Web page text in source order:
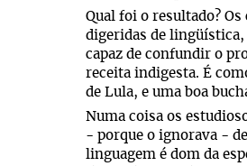
Qual foi o resultado?
digeridas de lingüística,
capaz de confundir o
receita indigesta. É
de Lula, e uma boa
Numa coisa os
- porque o ignorava -
linguagem é dom da